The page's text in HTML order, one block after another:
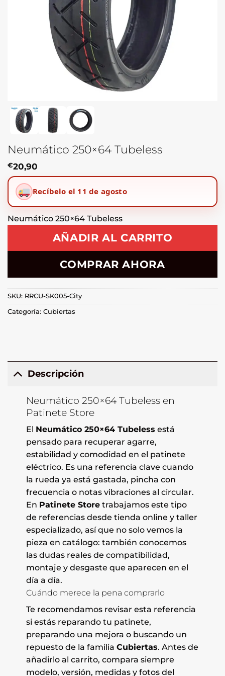
Neumático 250×64 Tubeless
€20,90
Recíbelo el 11 de agosto
Neumático 250×64 Tubeless
AÑADIR AL CARRITO
COMPRAR AHORA
SKU: RRCU-SK005-City
Categoría: Cubiertas
Descripción
Neumático 250×64 Tubeless en
Patinete Store
El Neumático 250×64 Tubeless está
pensado para recuperar agarre,
estabilidad y comodidad en el patinete
eléctrico. Es una referencia clave cuando
la rueda ya está gastada, pincha con
frecuencia o notas vibraciones al circular.
En Patinete Storetrabajamos este tipo
de referencias desde tienda online y taller
especializado, así que no solo vemos la
pieza en catálogo: también conocemos
las dudas reales de compatibilidad,
montaje y desgaste que aparecen en el
día a día.
Cuándo merece la pena comprarlo
Te recomendamos revisar esta referencia
si estás reparando tu patinete,
preparando una mejora o buscando un
repuesto de la familia Cubiertas. Antes de
añadirlo al carrito, compara siempre
modelo, versión, medidas y fotos del